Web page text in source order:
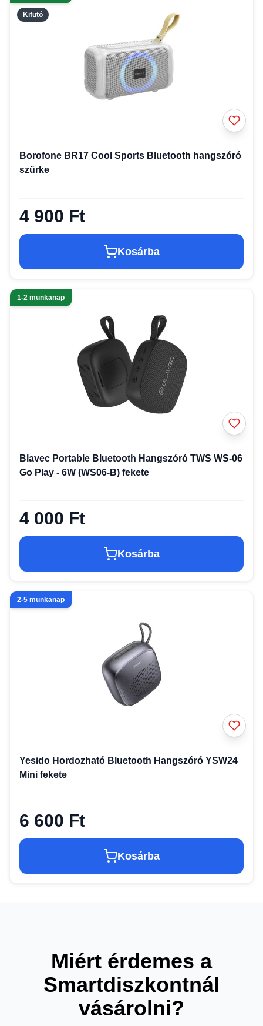
Kifutó
Borofone BR17 Cool Sports Bluetooth hangszóró
szürke
4 900 Ft
Kosárba
1-2 munkanap
Blavec Portable Bluetooth Hangszóró TWS WS-06
Go Play - 6W (WS06-B) fekete
4 000 Ft
Kosárba
2-5 munkanap
Yesido Hordozható Bluetooth Hangszóró YSW24
Mini fekete
6 600 Ft
Kosárba
Miért érdemes a
Smartdiszkontnál
vásárolni?